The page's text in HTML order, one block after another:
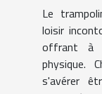
Le
loisir
offrant à
physique.
s'avérer